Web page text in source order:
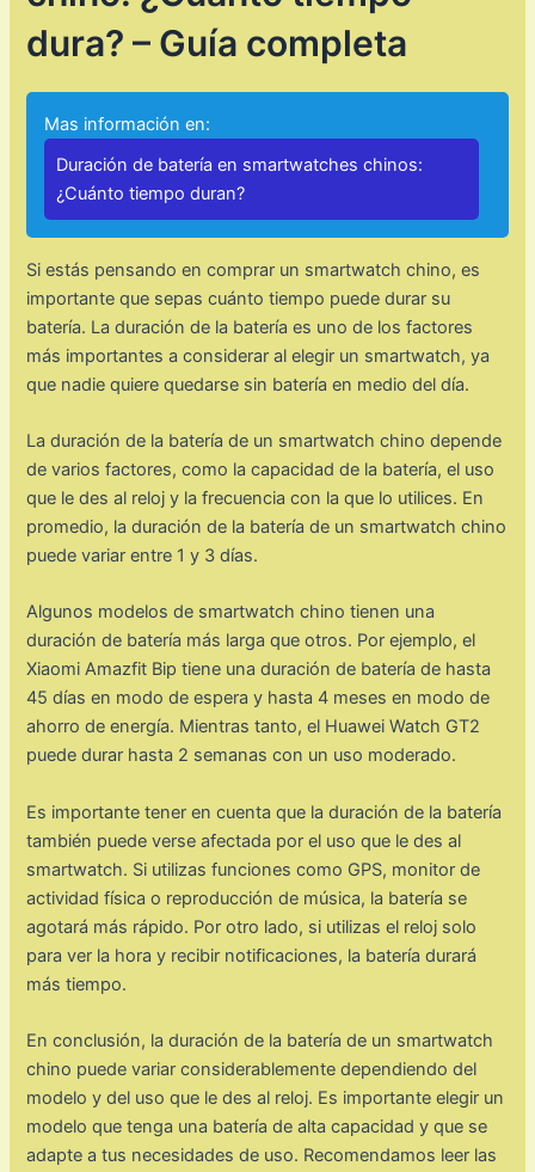
dura? – Guía completa
Mas información en:
Duración de batería en smartwatches chinos:
¿Cuánto tiempo duran?
Si estás pensando en comprar un smartwatch chino, es
importante que sepas cuánto tiempo puede durar su
batería. La duración de la batería es uno de los factores
más importantes a considerar al elegir un smartwatch, ya
que nadie quiere quedarse sin batería en medio del día.
La duración de la batería de un smartwatch chino depende
de varios factores, como la capacidad de la batería, el uso
que le des al reloj y la frecuencia con la que lo utilices. En
promedio, la duración de la batería de un smartwatch chino
puede variar entre 1 y 3 días.
Algunos modelos de smartwatch chino tienen una
duración de batería más larga que otros. Por ejemplo, el
Xiaomi Amazfit Bip tiene una duración de batería de hasta
45 días en modo de espera y hasta 4 meses en modo de
ahorro de energía. Mientras tanto, el Huawei Watch GT2
puede durar hasta 2 semanas con un uso moderado.
Es importante tener en cuenta que la duración de la batería
también puede verse afectada por el uso que le des al
smartwatch. Si utilizas funciones como GPS, monitor de
actividad física o reproducción de música, la batería se
agotará más rápido. Por otro lado, si utilizas el reloj solo
para ver la hora y recibir notificaciones, la batería durará
más tiempo.
En conclusión, la duración de la batería de un smartwatch
chino puede variar considerablemente dependiendo del
modelo y del uso que le des al reloj. Es importante elegir un
modelo que tenga una batería de alta capacidad y que se
adapte a tus necesidades de uso. Recomendamos leer las